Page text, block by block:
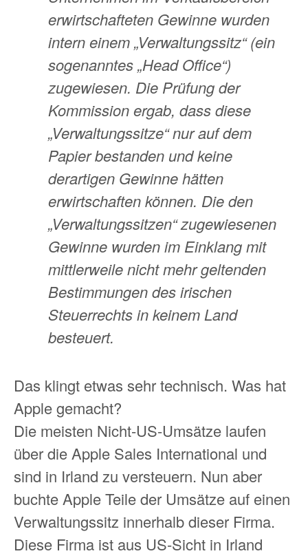
erwirtschafteten Gewinne wurden
intern einem „Verwaltungssitz“ (ein
sogenanntes „Head Office“)
zugewiesen. Die Prüfung der
Kommission ergab, dass diese
„Verwaltungssitze“ nur auf dem
Papier bestanden und keine
derartigen Gewinne hätten
erwirtschaften können. Die den
„Verwaltungssitzen“ zugewiesenen
Gewinne wurden im Einklang mit
mittlerweile nicht mehr geltenden
Bestimmungen des irischen
Steuerrechts in keinem Land
besteuert.
Das klingt etwas sehr technisch. Was hat
Apple gemacht?
Die meisten Nicht-US-Umsätze laufen
über die Apple Sales International und
sind in Irland zu versteuern. Nun aber
buchte Apple Teile der Umsätze auf einen
Verwaltungssitz innerhalb dieser Firma.
Diese Firma ist aus US-Sicht in Irland